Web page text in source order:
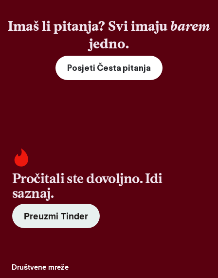
Imaš li pitanja? Svi imaju barem
jedno.
Posjeti Česta pitanja
Pročitali ste dovoljno. Idi
saznaj.
Preuzmi Tinder
Društvene mreže